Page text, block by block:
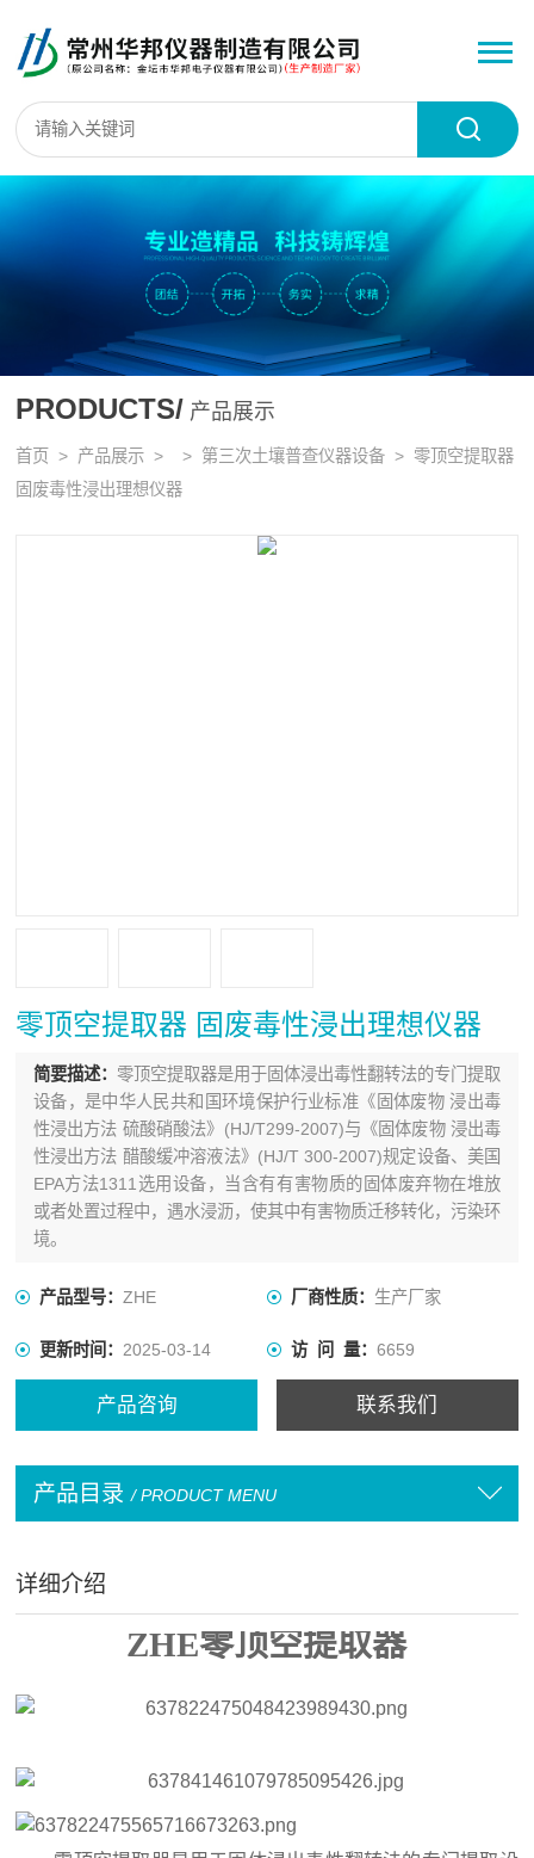
PRODUCTS/ 产品展示
首页 > 产品展示 > > 第三次土壤普查仪器设备 > 零顶空提取器
固废毒性浸出理想仪器
零顶空提取器 固废毒性浸出理想仪器
简要描述： 零顶空提取器是用于固体浸出毒性翻转法的专门提取
设备，是中华人民共和国环境保护行业标准《固体废物 浸出毒
性浸出方法 硫酸硝酸法》(HJ/T299-2007)与《固体废物 浸出毒
性浸出方法 醋酸缓冲溶液法》(HJ/T 300-2007)规定设备、美国
EPA方法1311选用设备，当含有有害物质的固体废弃物在堆放
或者处置过程中，遇水浸沥，使其中有害物质迁移转化，污染环
境。
产品型号：ZHE 厂商性质： 生产厂家
更新时间：2025-03-14 访 问 量： 6659
产品咨询 联系我们
产品目录 / PRODUCT MENU
详细介绍
ZHE零顶空提取器